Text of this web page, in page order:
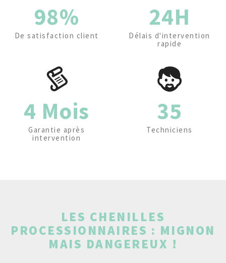
98%
De satisfaction client
24H
Délais d'intervention
rapide
4 Mois
Garantie après
intervention
35
Techniciens
LES CHENILLES
PROCESSIONNAIRES : MIGNON
MAIS DANGEREUX !